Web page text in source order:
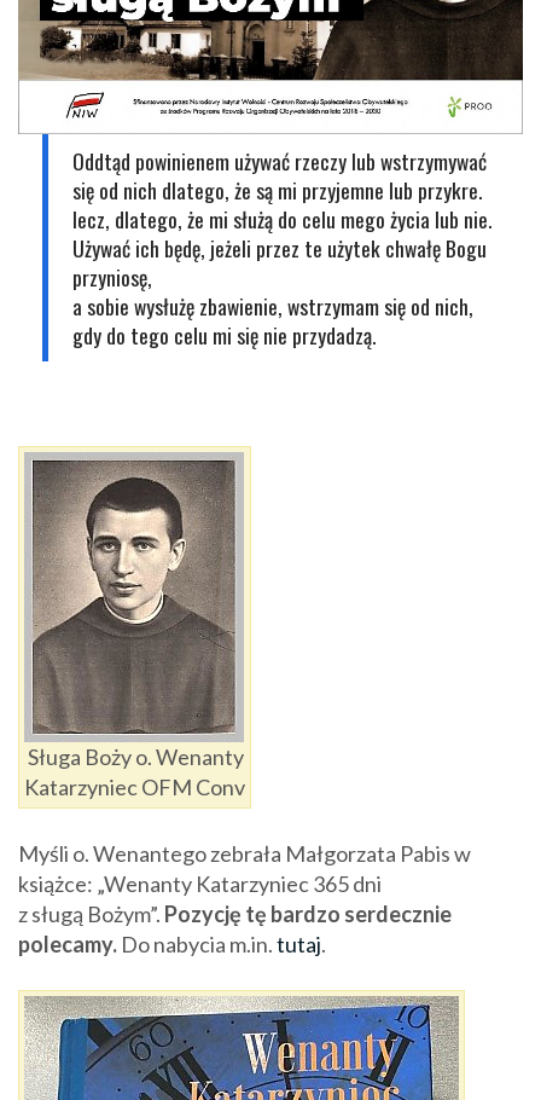
Oddtąd powinienem używać rzeczy lub wstrzymywać
się od nich dlatego, że są mi przyjemne lub przykre.
lecz, dlatego, że mi służą do celu mego życia lub nie.
Używać ich będę, jeżeli przez te użytek chwałę Bogu
przyniosę,
a sobie wysłużę zbawienie, wstrzymam się od nich,
gdy do tego celu mi się nie przydadzą.
Sługa Boży o. Wenanty
Katarzyniec OFM Conv
Myśli o. Wenantego zebrała Małgorzata Pabis w
książce: „Wenanty Katarzyniec365 dni
z sługą Bożym”. Pozycję tę bardzo serdecznie
polecamy. Do nabycia m.in.tutaj.